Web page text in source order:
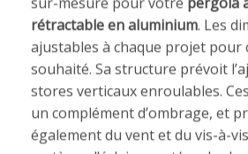
rétractable en aluminium. Les
ajustables à chaque projet pour
souhaité. Sa structure prévoit
stores verticaux enroulables.
un complément d’ombrage, et
également du vent et du vis-à-
système d’éclairage et/ou de